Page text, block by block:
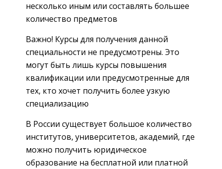
несколько иным или составлять большее
количество предметов
Важно! Курсы для получения данной
специальности не предусмотрены. Это
могут быть лишь курсы повышения
квалификации или предусмотренные для
тех, кто хочет получить более узкую
специализацию
В России существует большое количество
институтов, университетов, академий, где
можно получить юридическое
образование на бесплатной или платной